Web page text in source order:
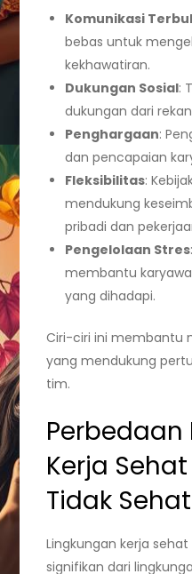
Komunikasi
bebas untuk
kekhawatiran.
Dukungan Sosial:
dukungan dari
Penghargaan:
dan pencapaian
Fleksibilitas:
mendukung
pribadi dan
Pengelolaan Stres
membantu
yang dihadapi.
Ciri-ciri ini membantu
yang mendukung
tim.
Perbedaan
Kerja
Tidak Sehat
Lingkungan kerja
signifikan dari